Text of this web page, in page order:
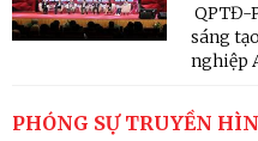
QPTĐ-
sáng
nghiệp
Thành
PHÓNG SỰ TRUYỀN